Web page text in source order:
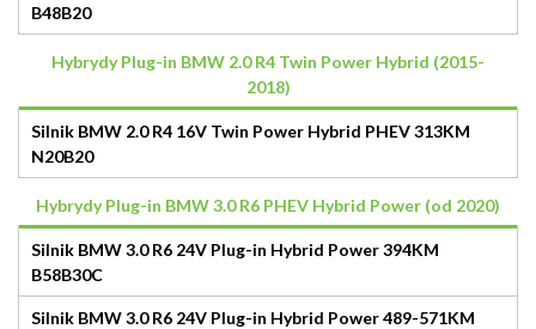
B48B20
Hybrydy Plug-in BMW 2.0 R4 Twin Power Hybrid (2015-
2018)
Silnik BMW 2.0 R4 16V Twin Power Hybrid PHEV 313KM
N20B20
Hybrydy Plug-in BMW 3.0 R6 PHEV Hybrid Power (od 2020)
Silnik BMW 3.0 R6 24V Plug-in Hybrid Power 394KM
B58B30C
Silnik BMW 3.0 R6 24V Plug-in Hybrid Power 489-571KM